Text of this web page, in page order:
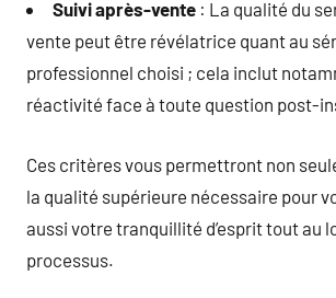
Suivi après-vente : La qualité du
vente peut être révélatrice quant au
professionnel choisi ; cela inclut
réactivité face à toute question post-
Ces critères vous permettront non
la qualité supérieure nécessaire pour
aussi votre tranquillité d’esprit tout au
processus.